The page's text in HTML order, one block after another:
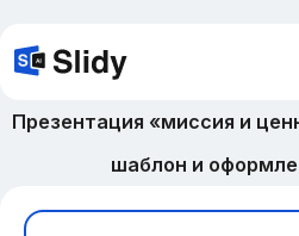
Презентация «миссия и
шаблон и